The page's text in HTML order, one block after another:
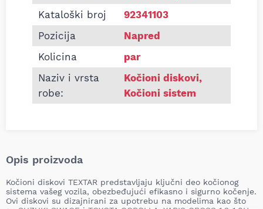
Kataloški broj
92341103
Pozicija
Napred
Kolicina
par
Naziv i vrsta
robe:
Kočioni diskovi,
Kočioni sistem
Opis proizvoda
Kočioni diskovi TEXTAR predstavljaju ključni deo kočionog
sistema vašeg vozila, obezbeđujući efikasno i sigurno kočenje.
Ovi diskovi su dizajnirani za upotrebu na modelima kao što